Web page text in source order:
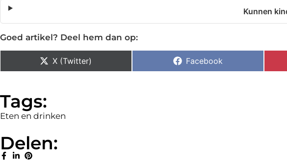
Kunnen
Goed artikel? Deel hem dan op:
X (Twitter) Facebook
Tags:
Eten en drinken
Delen: